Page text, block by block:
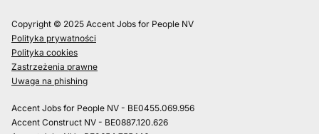
Copyright © 2025 Accent Jobs for People NV
Polityka prywatności
Polityka cookies
Zastrzeżenia prawne
Uwaga na phishing
Accent Jobs for People NV - BE0455.069.956
Accent Construct NV - BE0887.120.626